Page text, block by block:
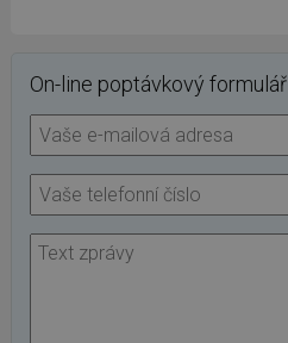
On-line poptávkový formulář